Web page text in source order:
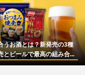
うお酒とは？新発売の3種
とビールで最高の組み合...